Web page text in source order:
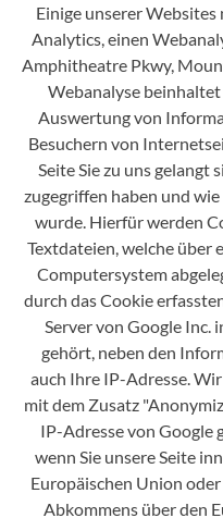
Einige unserer
Analytics, einen
Amphitheatre Pkwy,
Webanalyse beinhaltet
Auswertung von
Besuchern von
Seite Sie zu uns gelangt
zugegriffen haben und
wurde. Hierfür werden
Textdateien, welche über
Computersystem
durch das Cookie
Server von Google Inc.
gehört, neben den
auch Ihre IP-Adresse.
mit dem Zusatz
IP-Adresse von Google
wenn Sie unsere Seite
Europäischen Union
Abkommens über den